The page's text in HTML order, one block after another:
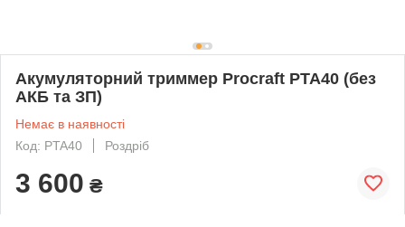
Акумуляторний триммер Procraft PTA40 (без
АКБ та ЗП)
Немає в наявності
Код: PTA40
Роздріб
3 600 ₴